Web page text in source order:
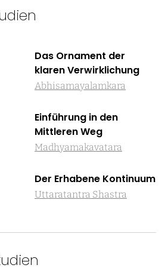
Das Ornament der
klaren Verwirklichung
Abhisamayalamkara
Einführung in den
Mittleren Weg
Madhyamakavatara
Der Erhabene Kontinuum
Uttaratantra Shastra